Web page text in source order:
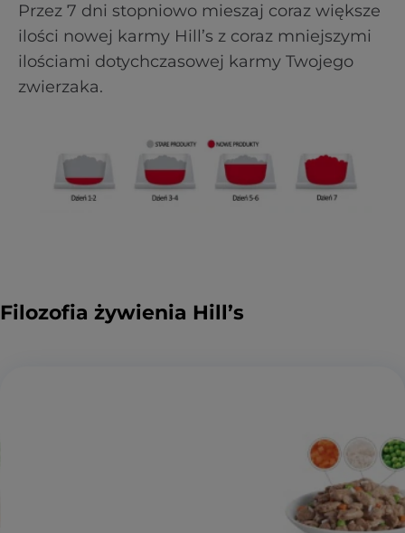
Przez 7 dni stopniowo mieszaj coraz większe
ilości nowej karmy Hill’s z coraz mniejszymi
ilościami dotychczasowej karmy Twojego
zwierzaka.
Filozofia żywienia Hill’s